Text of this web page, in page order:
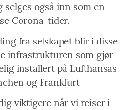
også inn som en
Corona-tider.
fra selskapet blir i disse
infrastrukturen som gjør
installert på Lufthansas
og Frankfurt
viktigere når vi reiser i